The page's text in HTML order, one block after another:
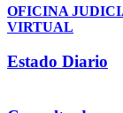
OFICINA
VIRTUAL
Estado Diario